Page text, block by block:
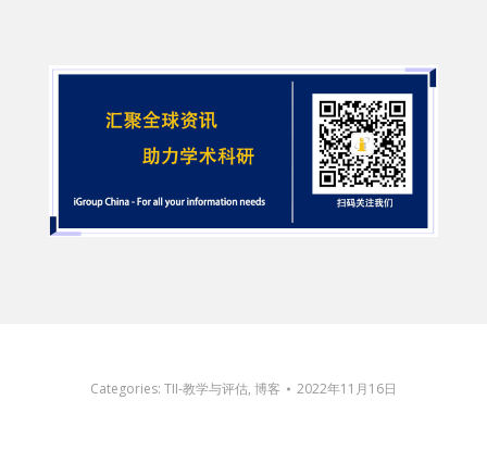
Categories: TII-教学与评估, 博客 2022年11月16日